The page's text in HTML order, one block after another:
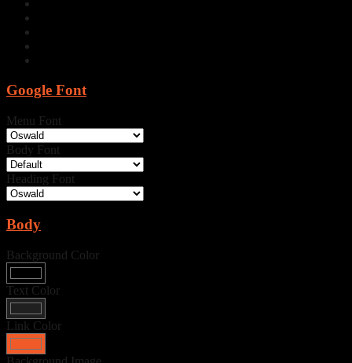
Google Font
Menu Font
Body Font
Heading Font
Body
Background Color
Text Color
Link Color